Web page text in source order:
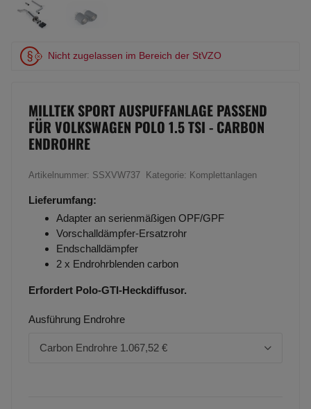
Nicht zugelassen im Bereich der StVZO
MILLTEK SPORT AUSPUFFANLAGE PASSEND
FÜR VOLKSWAGEN POLO 1.5 TSI - CARBON
ENDROHRE
Artikelnummer: SSXVW737 Kategorie: Komplettanlagen
Lieferumfang:
Adapter an serienmäßigen OPF/GPF
Vorschalldämpfer-Ersatzrohr
Endschalldämpfer
2 x Endrohrblenden carbon
Erfordert Polo-GTI-Heckdiffusor.
Ausführung Endrohre
Carbon Endrohre 1.067,52 €